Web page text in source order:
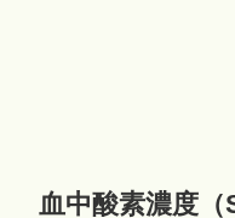
血中酸素濃度（